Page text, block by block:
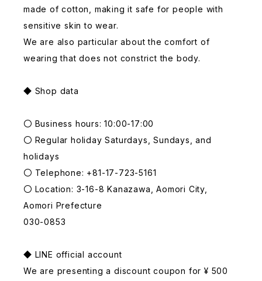
made of cotton, making it safe for people with
sensitive skin to wear.
We are also particular about the comfort of
wearing that does not constrict the body.
◆ Shop data
〇 Business hours: 10:00-17:00
〇 Regular holiday Saturdays, Sundays, and
holidays
〇 Telephone: +81-17-723-5161
〇 Location: 3-16-8 Kanazawa, Aomori City,
Aomori Prefecture
030-0853
◆ LINE official account
We are presenting a discount coupon for ¥ 500